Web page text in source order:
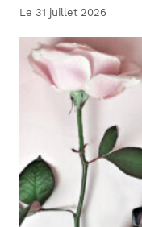
Le 31 juillet 2026